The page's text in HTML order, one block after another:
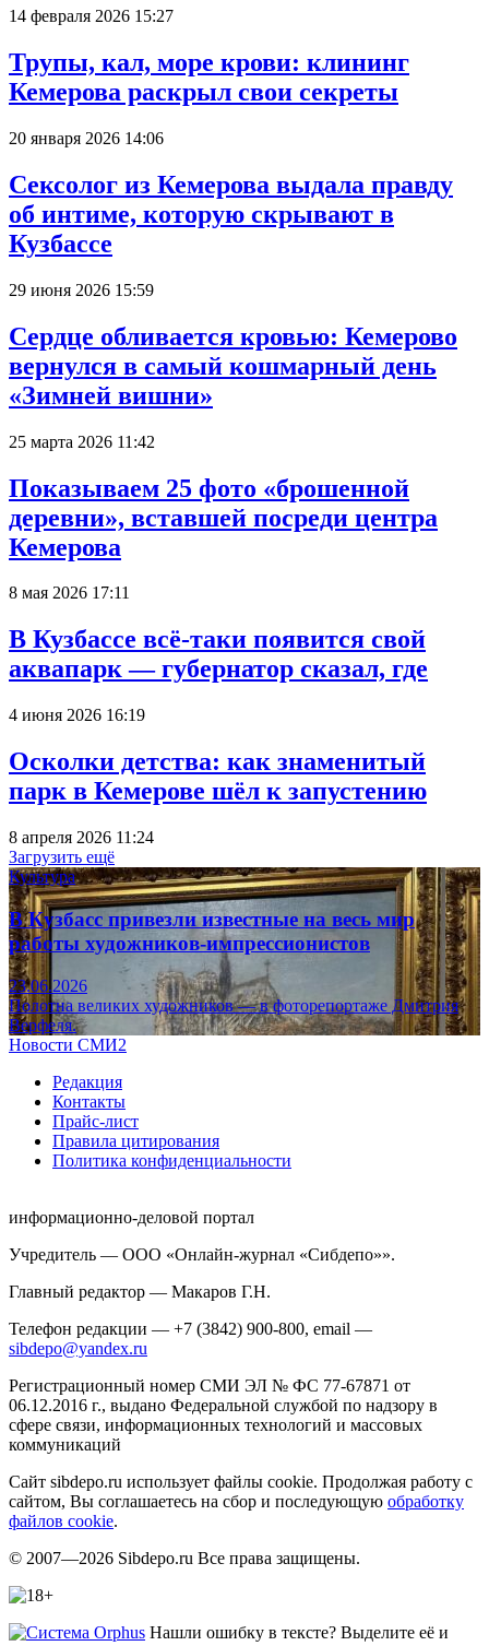
14 февраля 2026 15:27
Трупы, кал, море крови: клининг
Кемерова раскрыл свои секреты
20 января 2026 14:06
Сексолог из Кемерова выдала правду
об интиме, которую скрывают в
Кузбассе
29 июня 2026 15:59
Сердце обливается кровью: Кемерово
вернулся в самый кошмарный день
«Зимней вишни»
25 марта 2026 11:42
Показываем 25 фото «брошенной
деревни», вставшей посреди центра
Кемерова
8 мая 2026 17:11
В Кузбассе всё-таки появится свой
аквапарк — губернатор сказал, где
4 июня 2026 16:19
Осколки детства: как знаменитый
парк в Кемерове шёл к запустению
8 апреля 2026 11:24
Загрузить ещё
Культура
В Кузбасс привезли известные на весь мир
работы художников-импрессионистов
23.06.2026
Полотна великих художников — в фоторепортаже Дмитрия
Верфеля.
Новости СМИ2
Редакция
Контакты
Прайс-лист
Правила цитирования
Политика конфиденциальности
информационно-деловой портал
Учредитель — ООО «Онлайн-журнал «Сибдепо»».
Главный редактор — Макаров Г.Н.
Телефон редакции — +7 (3842) 900-800, email —
sibdepo@yandex.ru
Регистрационный номер СМИ ЭЛ № ФС 77-67871 от
06.12.2016 г., выдано Федеральной службой по надзору в
сфере связи, информационных технологий и массовых
коммуникаций
Сайт sibdepo.ru использует файлы cookie. Продолжая работу с
сайтом, Вы соглашаетесь на сбор и последующую обработку
файлов cookie.
© 2007—2026 Sibdepo.ru Все права защищены.
Нашли ошибку в тексте? Выделите её и